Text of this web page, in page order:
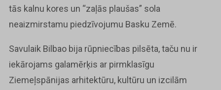
tās kalnu kores un “zaļās plaušas” sola
neaizmirstamu piedzīvojumu Basku Zemē.
Savulaik Bilbao bija rūpniecības pilsēta, taču nu ir
iekārojams galamērķis ar pirmklasīgu
Ziemeļspānijas arhitektūru, kultūru un izcilām